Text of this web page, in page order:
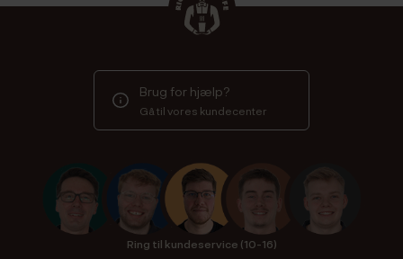
Brug for hjælp?
Gå til vores kundecenter
Ring til kundeservice (10-16)